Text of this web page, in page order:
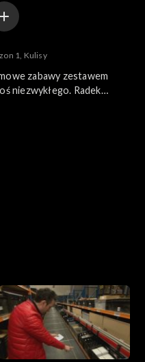
1, Kulisy
zabawy zestawem
niezwykłego. Radek
działa?”.